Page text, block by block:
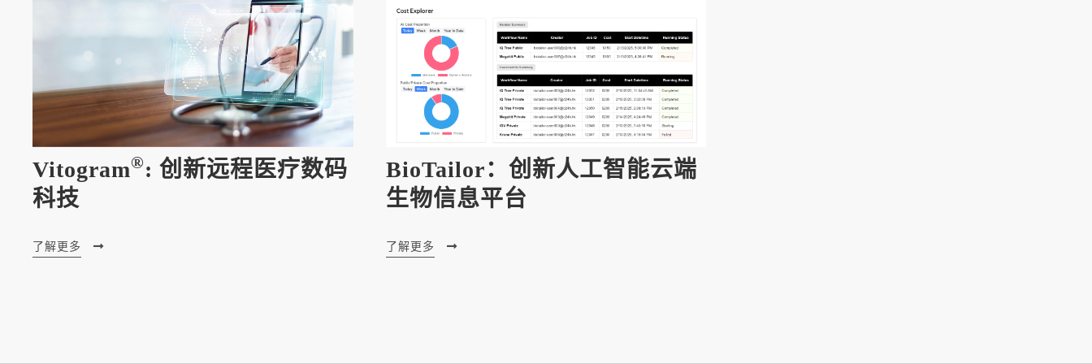
Vitogram®: 创新远程医疗数码
科技
了解更多
BioTailor：创新人工智能云端
生物信息平台
了解更多